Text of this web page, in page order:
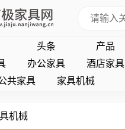
头条 产品
办公家具 酒店家具
共家具
家具机械
机械